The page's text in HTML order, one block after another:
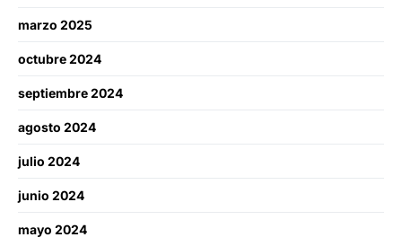
marzo 2025
octubre 2024
septiembre 2024
agosto 2024
julio 2024
junio 2024
mayo 2024